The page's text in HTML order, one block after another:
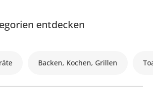
entdecken
Backen, Kochen, Grillen